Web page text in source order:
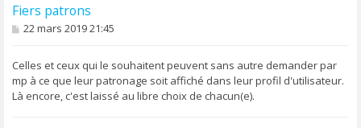
Fiers patrons
M
s
a
g
e
22 mars 2019 21:45
Celles et ceux qui le souhaitent peuvent sans autre demander par
mp à ce que leur patronage soit affiché dans leur profil d'utilisateur.
Là encore, c'est laissé au libre choix de chacun(e).